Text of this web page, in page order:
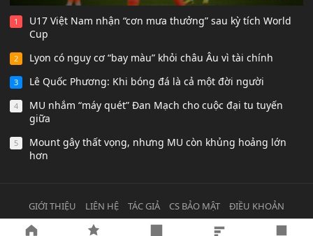
1
U17 Việt Nam nhận “cơn mưa thưởng” sau kỳ tích World
Cup
2 Lyon có nguy cơ “bay màu” khỏi châu Âu vì tài chính
3 Lê Quốc Phương: Khi bóng đá là cả một đời người
4
MU nhắm “máy quét” Đan Mạch cho cuộc đại tu tuyến
giữa
5
Mount gây thất vọng, nhưng MU còn khủng hoảng lớn
hơn
GIỚI THIỆU LIÊN HỆ TÁC GIẢ CS BẢO MẬT
ĐIỀU KHOẢN
© 2021
All ights Reserved.